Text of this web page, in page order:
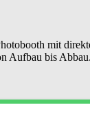
mit
Aufbau bis